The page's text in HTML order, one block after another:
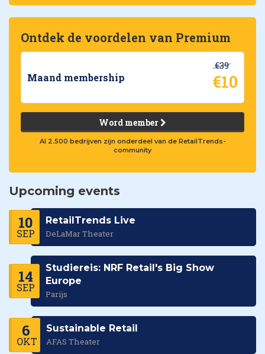
Ontdek de voordelen van Premium
Maand membership
€39
€10
Word member
Al 2.500 bedrijven zijn onderdeel van de RetailTrends-
community
Upcoming events
10
SEP
RetailTrends Live
DeLaMar Theater
14
SEP
Studiereis: NRF Retail's Big Show
Europe
Parijs
6
OKT
Sustainable Retail
AFAS Theater